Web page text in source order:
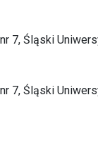
7, Śląski
7, Śląski